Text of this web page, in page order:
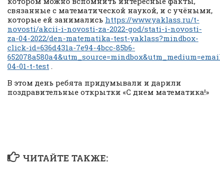
связанные с математической наукой, и с учёными,
которые ей занимались https://www.yaklass.ru/t-
novosti/akcii-i-novosti-za-2022-god/stati-i-novosti-
za-04-2022/den-matematika-test-yaklass?mindbox-
click-id=636d431a-7e94-4bcc-85b6-
04-01-t-test .
В этом день ребята придумывали и дарили
поздравительные открытки «С днем математика!»
ЧИТАЙТЕ ТАКЖЕ: